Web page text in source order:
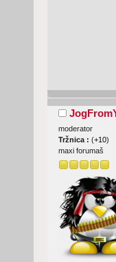
moderator
Tržnica : (+10)
maxi forumaš